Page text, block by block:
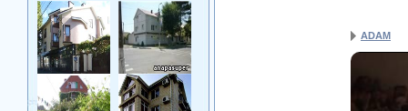
ADAM